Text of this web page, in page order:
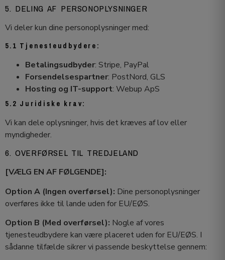
5. DELING AF PERSONOPLYSNINGER
Vi deler kun dine personoplysninger med:
5.1 Tjenesteudbydere:
Betalingsudbyder: Stripe, PayPal
Forsendelsespartner: PostNord, GLS
Hosting og IT-support: Webup ApS
5.2 Juridiske krav:
Vi kan dele oplysninger, hvis det kræves af lov eller
myndigheder.
6. OVERFØRSEL TIL TREDJELAND
[VÆLG EN AF FØLGENDE]:
Option A (Ingen overførsel): Dine personoplysninger
overføres ikke til lande uden for EU/EØS.
Option B (Med overførsel): Nogle af vores
tjenesteudbydere kan være placeret uden for EU/EØS. I
sådanne tilfælde sikrer vi passende beskyttelse gennem: